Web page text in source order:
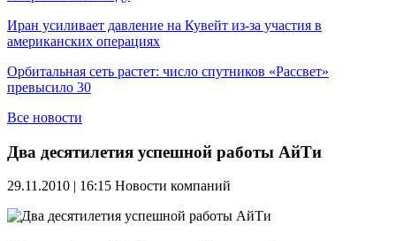
Иран усиливает давление на Кувейт из-за участия в
американских операциях
Орбитальная сеть растет: число спутников «Рассвет»
превысило 30
Все новости
Два десятилетия успешной работы АйТи
29.11.2010 | 16:15 Новости компаний